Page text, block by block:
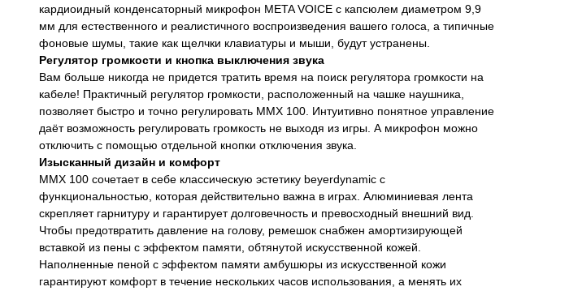
кардиоидный конденсаторный микрофон META VOICE с капсюлем диаметром 9,9
мм для естественного и реалистичного воспроизведения вашего голоса, а типичные
фоновые шумы, такие как щелчки клавиатуры и мыши, будут устранены.
Регулятор громкости и кнопка выключения звука
Вам больше никогда не придется тратить время на поиск регулятора громкости на
кабеле! Практичный регулятор громкости, расположенный на чашке наушника,
позволяет быстро и точно регулировать MMX 100. Интуитивно понятное управление
даёт возможность регулировать громкость не выходя из игры. А микрофон можно
отключить с помощью отдельной кнопки отключения звука.
Изысканный дизайн и комфорт
MMX 100 сочетает в себе классическую эстетику beyerdynamic с
функциональностью, которая действительно важна в играх. Алюминиевая лента
скрепляет гарнитуру и гарантирует долговечность и превосходный внешний вид.
Чтобы предотвратить давление на голову, ремешок снабжен амортизирующей
вставкой из пены с эффектом памяти, обтянутой искусственной кожей.
Наполненные пеной с эффектом памяти амбушюры из искусственной кожи
гарантируют комфорт в течение нескольких часов использования, а менять их